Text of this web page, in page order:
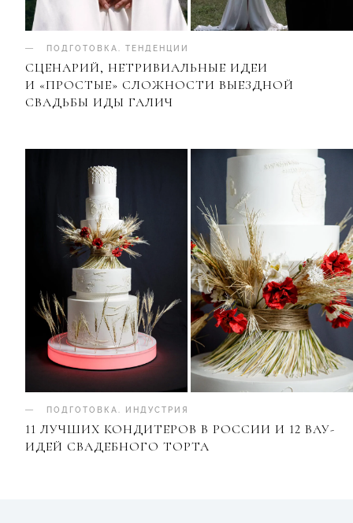
ПОДГОТОВКА ТЕНДЕНЦИИ
СЦЕНАРИЙ, НЕТРИВИАЛЬНЫЕ ИДЕИ
И «ПРОСТЫЕ» СЛОЖНОСТИ ВЫЕЗДНОЙ
СВАДЬБЫ ИДЫ ГАЛИЧ
ПОДГОТОВКА ИНДУСТРИЯ
11 ЛУЧШИХ КОНДИТЕРОВ В РОССИИ И 12 ВАУ-
ИДЕЙ СВАДЕБНОГО ТОРТА